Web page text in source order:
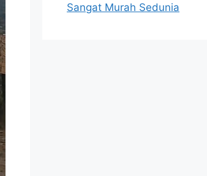
Sangat Murah Sedunia